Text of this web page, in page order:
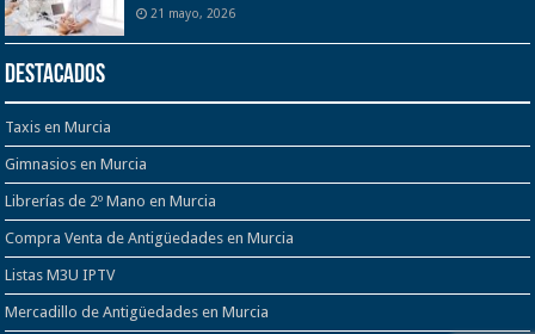
21 mayo, 2026
Destacados
Taxis en Murcia
Gimnasios en Murcia
Librerías de 2º Mano en Murcia
Compra Venta de Antigüedades en Murcia
Listas M3U IPTV
Mercadillo de Antigüedades en Murcia